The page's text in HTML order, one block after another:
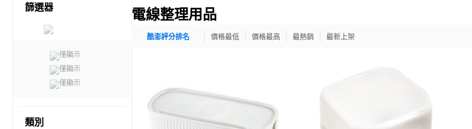
篩選器
僅顯示
僅顯示
僅顯示
類別
電線整理用品
酷澎評分排名 價格最低 價格最高 最熱銷 最新上架